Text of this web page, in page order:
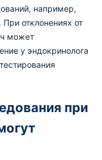
например,
отклонениях от
может
у эндокринолога
при